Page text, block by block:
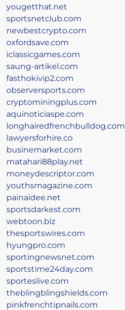
yougetthat.net
sportsnetclub.com
newbestcrypto.com
oxfordsave.com
iclassicgames.com
saung-artikel.com
fasthokivip2.com
observersports.com
cryptominingplus.com
aquinoticiaspe.com
longhairedfrenchbulldog.com
lawyersforhire.co
businemarket.com
matahari88play.net
moneydescriptor.com
youthsmagazine.com
painaidee.net
sportsdarkest.com
webtoon.biz
thesportswires.com
hyungpro.com
sportingnewsnet.com
sportstime24day.com
sporteslive.com
theblingblingshields.com
pinkfrenchtipnails.com